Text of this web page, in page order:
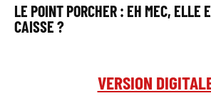
LE POINT PORCHER : EH MEC, ELLE
CAISSE ?
VERSION